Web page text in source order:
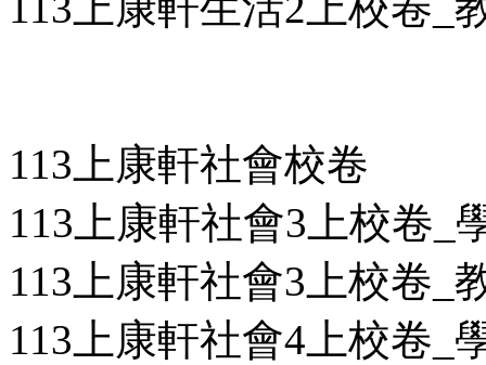
113上康軒社會校卷
113上康軒社會3上校卷_
113上康軒社會3上校卷_
113上康軒社會4上校卷_